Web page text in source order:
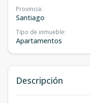
Provincia:
Santiago
Tipo de inmueble:
Apartamentos
Descripción